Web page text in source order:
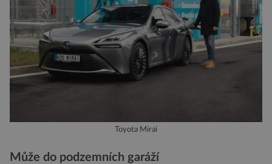
Toyota Mirai
Může do podzemních garáží